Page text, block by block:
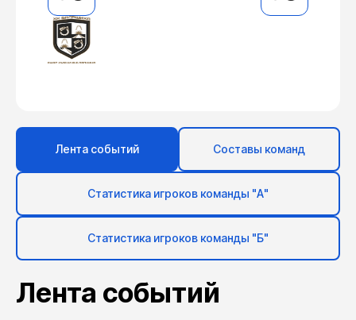
Лента событий Составы команд
Статистика игроков команды "А"
Статистика игроков команды "Б"
Лента событий